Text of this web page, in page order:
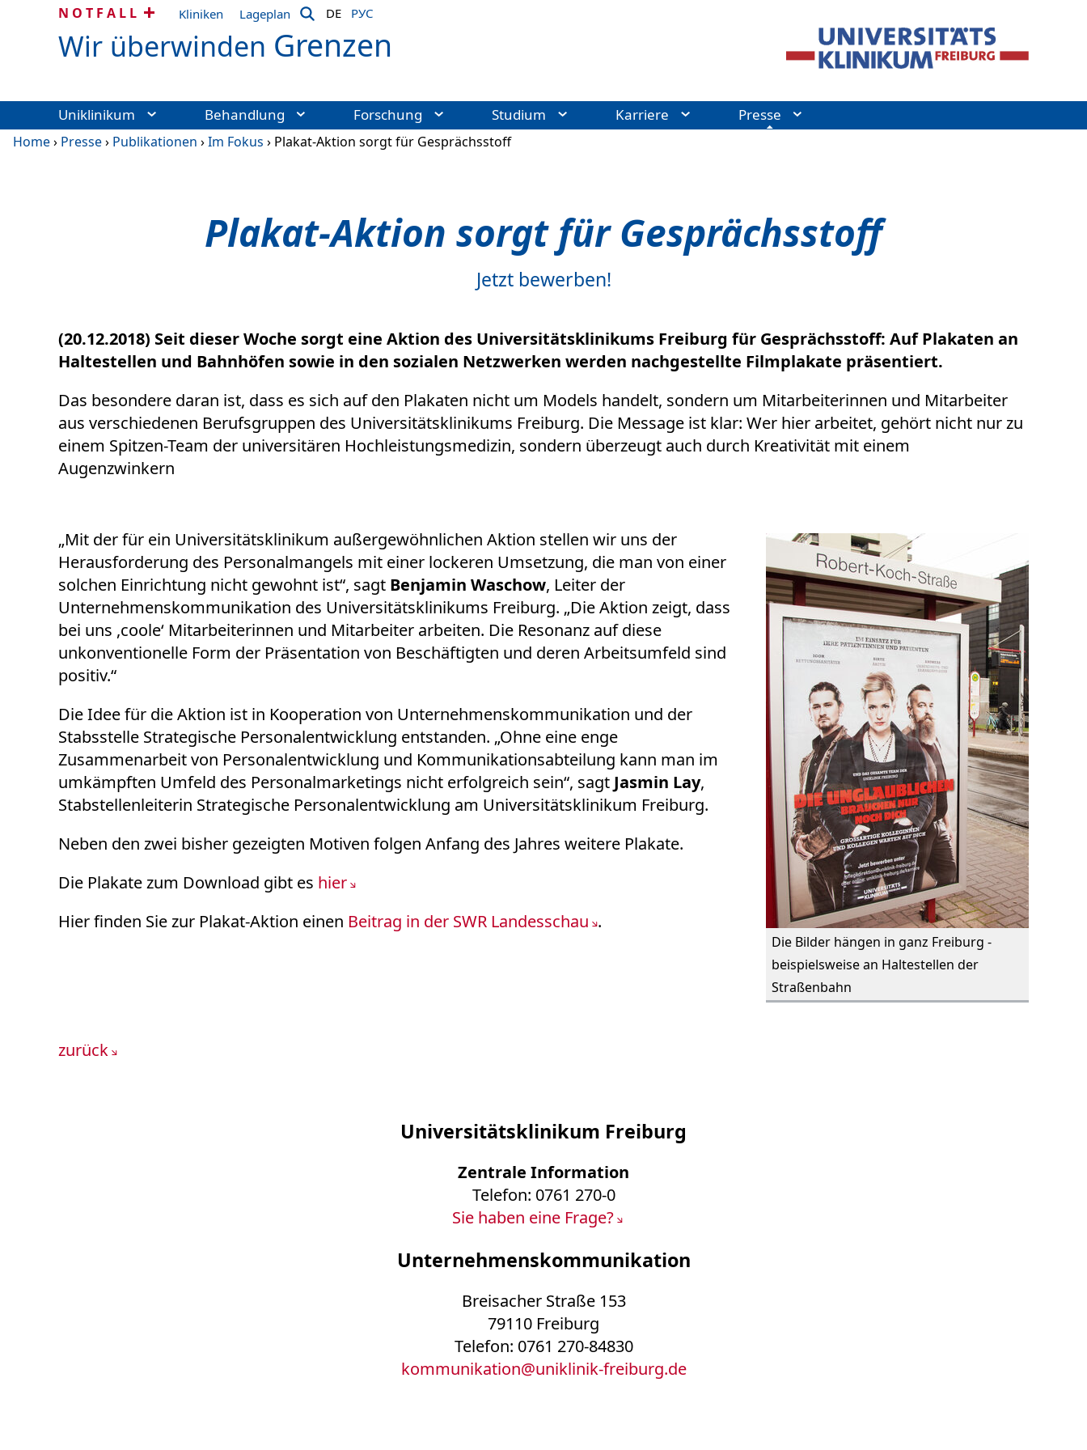
NOTFALL Kliniken Lageplan DE РУС
Wir überwinden Grenzen
Uniklinikum Behandlung Forschung Studium Karriere Presse
Home› Presse› Publikationen ›Im Fokus › Plakat-Aktion sorgt für Gesprächsstoff
Plakat-Aktion sorgt für Gesprächsstoff
Jetzt bewerben!
(20.12.2018) Seit dieser Woche sorgt eine Aktion des Universitätsklinikums Freiburg für Gesprächsstoff: Auf Plakaten an
Haltestellen und Bahnhöfen sowie in den sozialen Netzwerken werden nachgestellte Filmplakate präsentiert.
Das besondere daran ist, dass es sich auf den Plakaten nicht um Models handelt, sondern um Mitarbeiterinnen und Mitarbeiter
aus verschiedenen Berufsgruppen des Universitätsklinikums Freiburg. Die Message ist klar: Wer hier arbeitet, gehört nicht nur zu
einem Spitzen-Team der universitären Hochleistungsmedizin, sondern überzeugt auch durch Kreativität mit einem
Augenzwinkern
Die Bilder hängen in ganz Freiburg -
beispielsweise an Haltestellen der
Straßenbahn
„Mit der für ein Universitätsklinikum außergewöhnlichen Aktion stellen wir uns der
Herausforderung des Personalmangels mit einer lockeren Umsetzung, die man von einer
solchen Einrichtung nicht gewohnt ist“, sagt Benjamin Waschow, Leiter der
Unternehmenskommunikation des Universitätsklinikums Freiburg. „Die Aktion zeigt, dass
bei uns ,coole‘ Mitarbeiterinnen und Mitarbeiter arbeiten. Die Resonanz auf diese
unkonventionelle Form der Präsentation von Beschäftigten und deren Arbeitsumfeld sind
positiv.“
Die Idee für die Aktion ist in Kooperation von Unternehmenskommunikation und der
Stabsstelle Strategische Personalentwicklung entstanden. „Ohne eine enge
Zusammenarbeit von Personalentwicklung und Kommunikationsabteilung kann man im
umkämpften Umfeld des Personalmarketings nicht erfolgreich sein“, sagt Jasmin Lay,
Stabstellenleiterin Strategische Personalentwicklung am Universitätsklinikum Freiburg.
Neben den zwei bisher gezeigten Motiven folgen Anfang des Jahres weitere Plakate.
Die Plakate zum Download gibt es hier
Hier finden Sie zur Plakat-Aktion einen Beitrag in der SWR Landesschau .
zurück
Universitätsklinikum Freiburg
Zentrale Information
Telefon: 0761 270-0
Sie haben eine Frage?
Unternehmenskommunikation
Breisacher Straße 153
79110 Freiburg
Telefon: 0761 270-84830
kommunikation@uniklinik-freiburg.de